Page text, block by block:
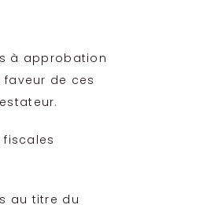
à approbation
de ces
au titre du